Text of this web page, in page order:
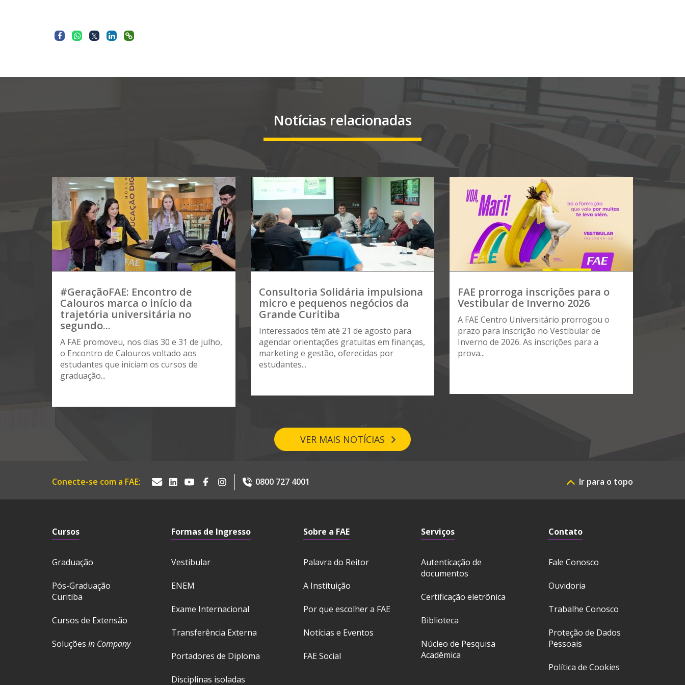
Notícias relacionadas
#GeraçãoFAE: Encontro de
Calouros marca o início da
trajetória universitária no
segundo...
A FAE promoveu, nos dias 30 e 31 de julho,
o Encontro de Calouros voltado aos
estudantes que iniciam os cursos de
graduação...
Consultoria Solidária impulsiona
micro e pequenos negócios da
Grande Curitiba
Interessados têm até 21 de agosto para
agendar orientações gratuitas em finanças,
marketing e gestão, oferecidas por
estudantes...
FAE prorroga inscrições para o
Vestibular de Inverno 2026
A FAE Centro Universitário prorrogou o
prazo para inscrição no Vestibular de
Inverno de 2026. As inscrições para a
prova...
VER MAIS NOTÍCIAS
Conecte-se com a FAE: 0800 727 4001 Ir para o topo
Cursos
Graduação
Pós-Graduação
Curitiba
Cursos de Extensão
Soluções In Company
Formas de Ingresso
Vestibular
ENEM
Exame Internacional
Transferência Externa
Portadores de Diploma
Disciplinas isoladas
Sobre a FAE
Palavra do Reitor
A Instituição
Por que escolher a FAE
Notícias e Eventos
FAE Social
Serviços
Autenticação de
documentos
Certificação eletrônica
Biblioteca
Núcleo de Pesquisa
Acadêmica
Contato
Fale Conosco
Ouvidoria
Trabalhe Conosco
Proteção de Dados
Pessoais
Política de Cookies